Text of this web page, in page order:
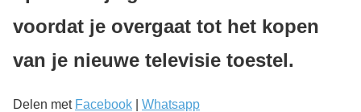
voordat je overgaat tot het kopen
van je nieuwe televisie toestel.
Delen met Facebook Whatsapp